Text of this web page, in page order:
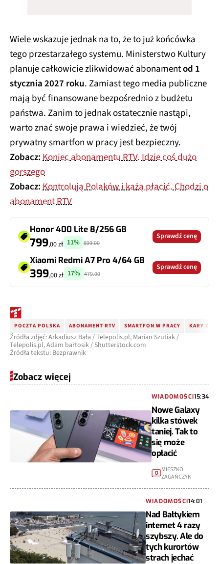
Wiele wskazuje jednak na to, że to już końcówka
tego przestarzałego systemu. Ministerstwo Kultury
planuje całkowicie zlikwidować abonamentod 1
stycznia 2027 roku. Zamiast tego media publiczne
mają być finansowane bezpośrednio z budżetu
państwa. Zanim to jednak ostatecznie nastąpi,
warto znać swoje prawa i wiedzieć, że twój
prywatny smartfon w pracy jest bezpieczny.
Zobacz:Koniec abonamentu RTV. Idzie coś dużo
gorszego
Zobacz:Kontrolują Polaków i każą płacić. Chodzi o
abonament RTV
Honor 400 Lite 8/256 GB
799,00 zł 11% 899.00
Sprawdź cenę
Xiaomi Redmi A7 Pro 4/64 GB
399,00 zł 17% 479.00
Sprawdź cenę
POCZTA POLSKA ABONAMENT RTV SMARTFON W PRACY KARY ZA
Źródła zdjęć: Arkadiusz Bała / Telepolis.pl, Marian Szutiak /
Telepolis.pl, Adam bartosik / Shutterstock.com
Źródła tekstu: Bezprawnik
Zobacz więcej
WIADOMOŚCI15:34
Nowe Galaxy
kilka stówek
taniej. Tak to
się może
opłacić
0
MIESZKO
ZAGAŃCZYK
WIADOMOŚCI14:01
Nad Bałtykiem
internet 4 razy
szybszy. Ale do
tych kurortów
strach jechać